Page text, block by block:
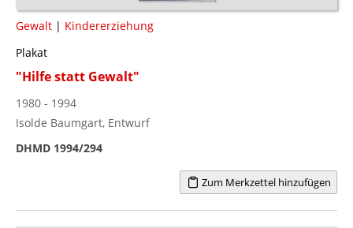
Gewalt | Kindererziehung
Plakat
"Hilfe statt Gewalt"
1980 - 1994
Isolde Baumgart, Entwurf
DHMD 1994/294
Zum Merkzettel hinzufügen